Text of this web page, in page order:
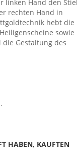
linken Hand den
rechten Hand in
hebt die
sowie
Gestaltung des
HABEN, KAUFTEN